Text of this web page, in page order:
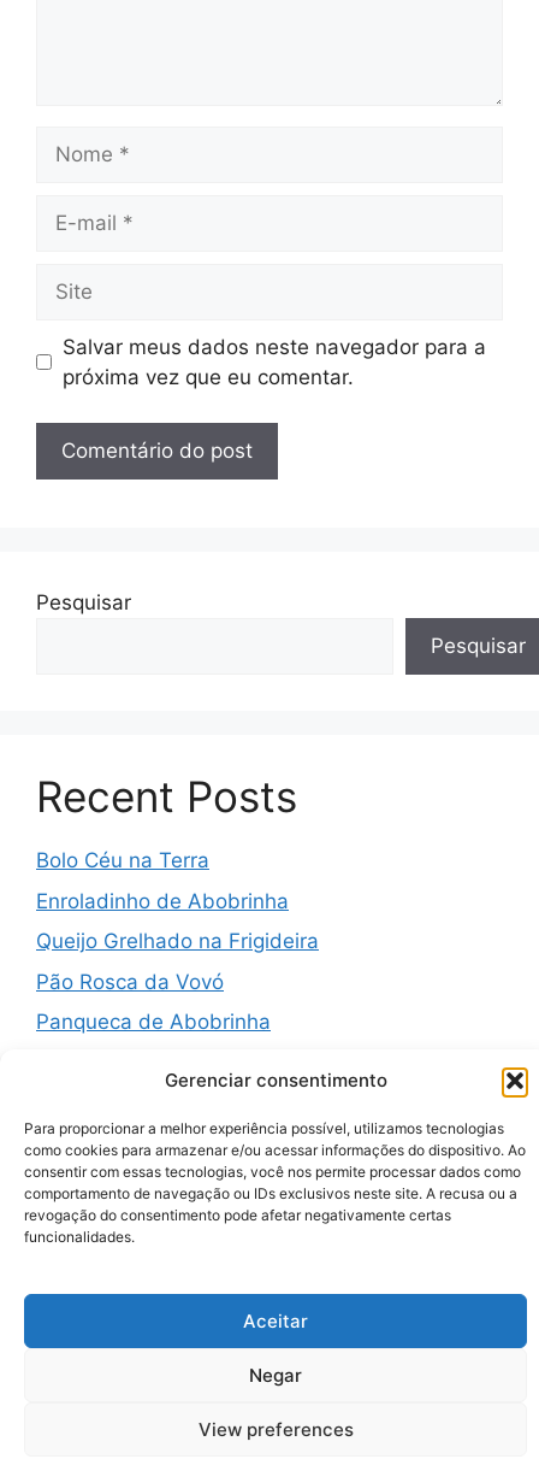
Gerenciar consentimento
Para proporcionar a melhor experiência possível, utilizamos tecnologias
como cookies para armazenar e/ou acessar informações do dispositivo. Ao
consentir com essas tecnologias, você nos permite processar dados como
comportamento de navegação ou IDs exclusivos neste site. A recusa ou a
revogação do consentimento pode afetar negativamente certas
funcionalidades.
Aceitar
Negar
View preferences
mail
Salvar meus dados neste navegador para a
próxima vez que eu comentar.
Pesquisar
Pesquisar
Recent Posts
Bolo Céu na Terra
Enroladinho de Abobrinha
Queijo Grelhado na Frigideira
Pão Rosca da Vovó
Panqueca de Abobrinha
Recent Comments
A WordPress CommenteremHello world!
© 2026 Zenauraf Receitas • Built with